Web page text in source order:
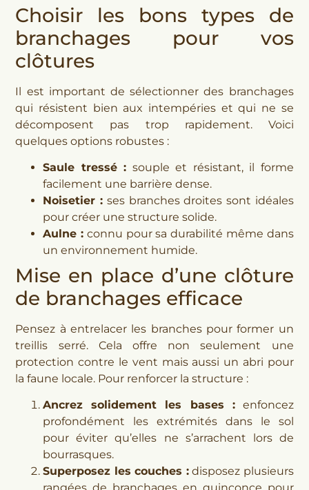
Choisir les bons types de
branchages pour vos
clôtures
Il est important de sélectionner des branchages
qui résistent bien aux intempéries et qui ne se
décomposent pas trop rapidement. Voici
quelques options robustes :
Saule tressé : souple et résistant, il forme
facilement une barrière dense.
Noisetier : ses branches droites sont idéales
pour créer une structure solide.
Aulne : connu pour sa durabilité même dans
un environnement humide.
Mise en place d’une clôture
de branchages efficace
Pensez à entrelacer les branches pour former un
treillis serré. Cela offre non seulement une
protection contre le vent mais aussi un abri pour
la faune locale. Pour renforcer la structure :
Ancrez solidement les bases :enfoncez
profondément les extrémités dans le sol
pour éviter qu’elles ne s’arrachent lors de
bourrasques.
Superposez les couches :disposez plusieurs